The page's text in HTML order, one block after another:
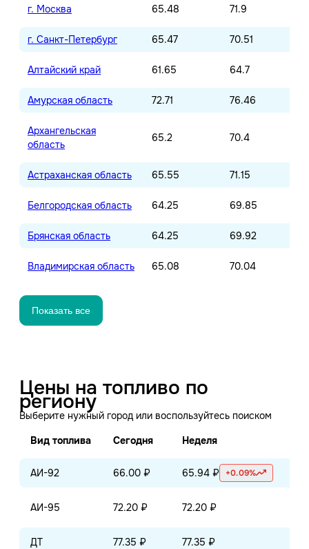
г. Москва 65.48 71.9
г. Санкт-Петербург 65.47 70.51
Алтайский край 61.65 64.7
Амурская область 72.71 76.46
Архангельская
область
65.2 70.4
Астраханская область 65.55 71.15
Белгородская область 64.25 69.85
Брянская область 64.25 69.92
Владимирская область 65.08 70.04
Показать все
Цены на топливо по
региону
Выберите нужный город или воспользуйтесь поиском
Вид топлива
Сегодня Неделя
АИ-92 66.00 ₽ 65.94 ₽ +0.09%
АИ-95 72.20 ₽ 72.20 ₽
ДТ 77.35 ₽ 77.35 ₽